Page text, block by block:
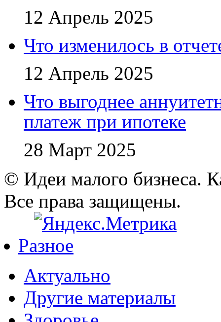
12 Апрель 2025
Что изменилось в
12 Апрель 2025
Что выгоднее
платеж при ипотеке
28 Март 2025
© Идеи малого бизнеса.
Все права защищены.
Разное
Актуально
Другие материалы